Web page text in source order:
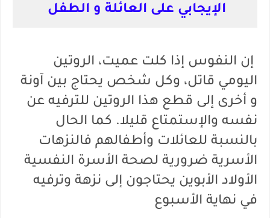
الإيجابي على العائلة و الطفل
إن النفوس إذا كلت عميت، الروتين
اليومي قاتل، وكل شخص يحتاج بين آونة
و أخرى إلى قطع هذا الروتين للترفيه عن
نفسه والإستمتاع قليلا. كما الحال
بالنسبة للعائلات وأطفالهم فالنزهات
الأسرية ضرورية لصحة الأسرة النفسية
الأولاد الأبوين يحتاجون إلى نزهة وترفيه
في نهاية الأسبوع